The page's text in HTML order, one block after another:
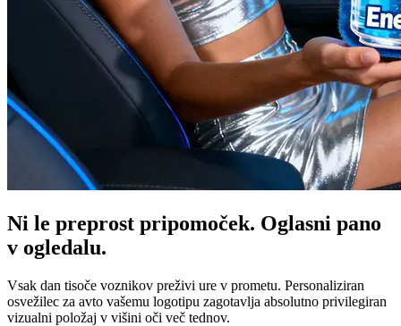
Ni le preprost pripomoček. Oglasni pano
v ogledalu.
Vsak dan tisoče voznikov preživi ure v prometu. Personaliziran
osvežilec za avto vašemu logotipu zagotavlja absolutno privilegiran
vizualni položaj v višini oči več tednov.